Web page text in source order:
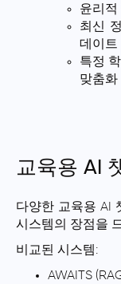
윤리적
최신
데이트
특정
맞춤화
교육용 AI
다양한 교육용 AI
시스템의 장점을
비교된 시스템:
AWAITS